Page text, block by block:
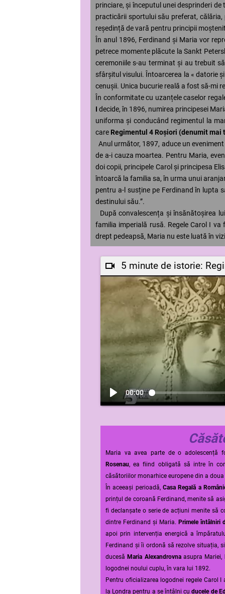
princiare, și începutul unei desprinderi
practicării sportului său preferat,
reședință de vară pentru principii
În anul 1896, Ferdinand și Maria vor
petrece momente plăcute la Sankt
ceremoniile s-au terminat și au trebuit
sfârșitul visului. Întoarcerea la « datorie
cenușii. Unica bucurie reală a fost să-mi
În conformitate cu uzanțele caselor
I decide, în 1896, numirea principesei
uniforma și conducând regimentul la
care Regimentul 4 Roșiori (denumit mai
Anul următor, 1897, aduce un
de a-i cauza moartea. Pentru Maria,
doi copii, principele Carol și principesa
întoarcă la familia sa, în urma unui
pentru a-l susține pe Ferdinand în lupta
destinului său.”.
După convalescența și însănătoșirea
familia imperială rusă. Regele Carol I
drept pedeapsă, Maria nu este luată în
5 minute de istorie:
00:00
Maria va avea parte de o adolescență
Rosenau, ea fiind obligată să intre în
căsătoriilor monarhice europene din a
În aceeași perioadă, Casa Regală a
prințul de coroană Ferdinand, menite să
fi declanșate o serie de acțiuni menite să
dintre Ferdinand și Maria. Primele întâlniri
apoi prin intervenția energică a
Ferdinand și îi ordonă să rezolve situația,
ducesă Maria Alexandrovnaasupra Mariei,
logodnei noului cuplu, în vara lui 1892.
Pentru oficializarea logodnei regele Carol
la Londra pentru a se întâlni cuducele de